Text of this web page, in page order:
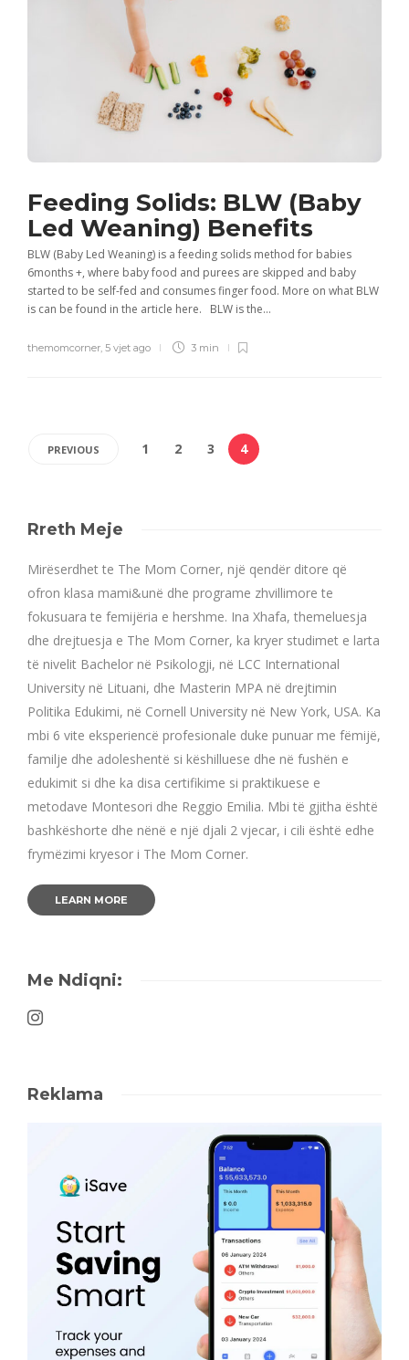
Feeding Solids: BLW (Baby
Led Weaning) Benefits
BLW (Baby Led Weaning) is a feeding solids method for babies
6months +, where baby food and purees are skipped and baby
started to be self-fed and consumes finger food. More on what BLW
is can be found in the article here. BLW is the...
themomcorner 5 vjet ago 3 min
PREVIOUS 1 2 3 4
Rreth Meje
Mirëserdhet te The Mom Corner, një qendër ditore që
ofron klasa mami&unë dhe programe zhvillimore te
fokusuara te femijëria e hershme. Ina Xhafa, themeluesja
dhe drejtuesja e The Mom Corner, ka kryer studimet e larta
të nivelit Bachelor në Psikologji, në LCC International
University në Lituani, dhe Masterin MPA në drejtimin
Politika Edukimi, në Cornell University në New York, USA. Ka
mbi 6 vite eksperiencë profesionale duke punuar me fëmijë,
familje dhe adoleshentë si këshilluese dhe në fushën e
edukimit si dhe ka disa certifikime si praktikuese e
metodave Montesori dhe Reggio Emilia. Mbi të gjitha është
bashkëshorte dhe nënë e një djali 2 vjecar, i cili është edhe
frymëzimi kryesor i The Mom Corner.
LEARN MORE
Me Ndiqni:
Reklama